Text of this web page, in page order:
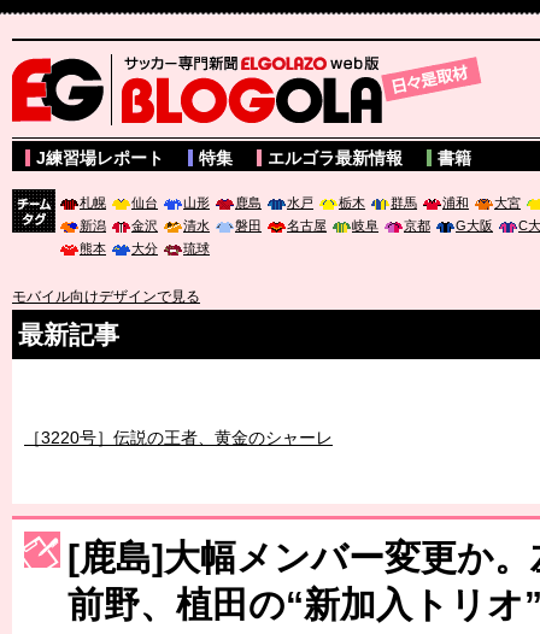
サッカー専門新聞ELGOLAZO web版 BLOGOLA
J練習場レポート 特集 エルゴラ最新情報 書籍
札幌 仙台 山形 鹿島 水戸 栃木 群馬 浦和
大宮
新潟
金沢 清水 磐田 名古屋 岐阜 京都 G大阪
C
熊本
大分 琉球
モバイル向けデザインで見る
最新記事
［3220号］伝説の王者、黄金のシャーレ
［3230号］世界一への夢は終わらない
［3223号］一丸。日本出陣
［3222号］史上最大のW杯開幕 注目は「個」
[鹿島]大幅メンバー変更か
前野、植田の“新加入トリオ